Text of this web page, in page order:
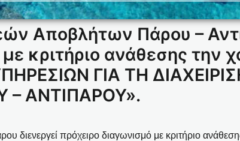
Αποβλήτων Πάρου –
κριτήριο ανάθεσης την
ΓΙΑ ΤΗ
ΑΝΤΙΠΑΡΟΥ».
πρόχειρο διαγωνισμό με κριτήριο